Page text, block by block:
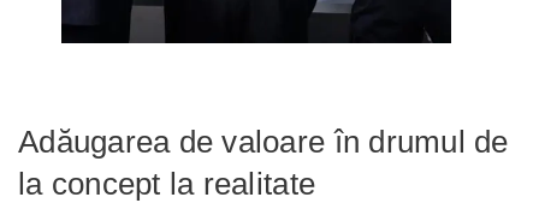
Adăugarea de valoare în drumul de
la concept la realitate